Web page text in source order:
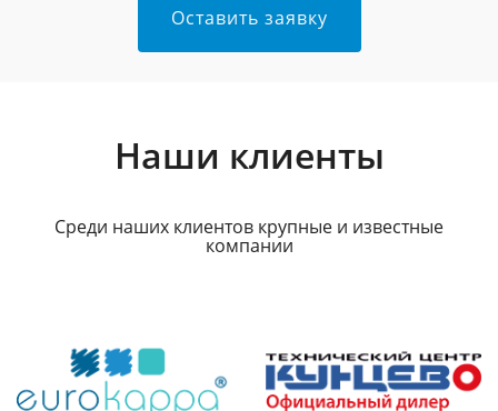
Оставить заявку
Наши клиенты
Среди наших клиентов крупные и известные
компании